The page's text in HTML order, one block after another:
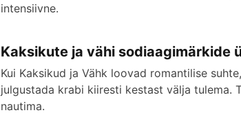
intensiivne.
Kaksikute ja vähi sodiaagimärkide
Kui Kaksikud ja Vähk loovad romantilise
julgustada krabi kiiresti kestast välja tulema.
nautima.